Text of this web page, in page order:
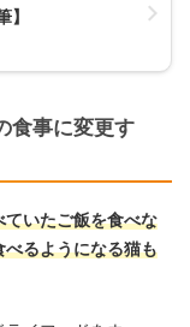
食事に変更す
いたご飯を食べな
るようになる猫も